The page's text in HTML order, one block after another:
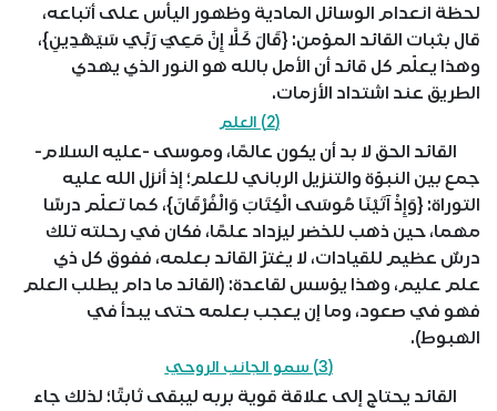
لحظة انعدام الوسائل المادية وظهور اليأس على أتباعه،
قال بثبات القائد المؤمن: {قَالَ كَلَّا إِنَّ مَعِيَ رَبِّي سَيَهْدِينِ}،
وهذا يعلّم كل قائد أن الأمل بالله هو النور الذي يهدي
الطريق عند اشتداد الأزمات.
(2) العلم
القائد الحق لا بد أن يكون عالمًا، وموسى -عليه السلام-
جمع بين النبوّة والتنزيل الرباني للعلم؛ إذ أنزل الله عليه
التوراة: {وَإِذْ آتَيْنَا مُوسَى الْكِتَابَ وَالْفُرْقَانَ}، كما تعلّم درسًا
مهما، حين ذهب للخضر ليزداد علمًا، فكان في رحلته تلك
درسٌ عظيم للقيادات، لا يغترّ القائد بعلمه، ففوق كل ذي
علم عليم، وهذا يؤسس لقاعدة: (القائد ما دام يطلب العلم
فهو في صعود، وما إن يعجب بعلمه حتى يبدأ في
الهبوط).
(3) سمو الجانب الروحي
القائد يحتاج إلى علاقة قوية بربه ليبقى ثابتًا؛ لذلك جاء